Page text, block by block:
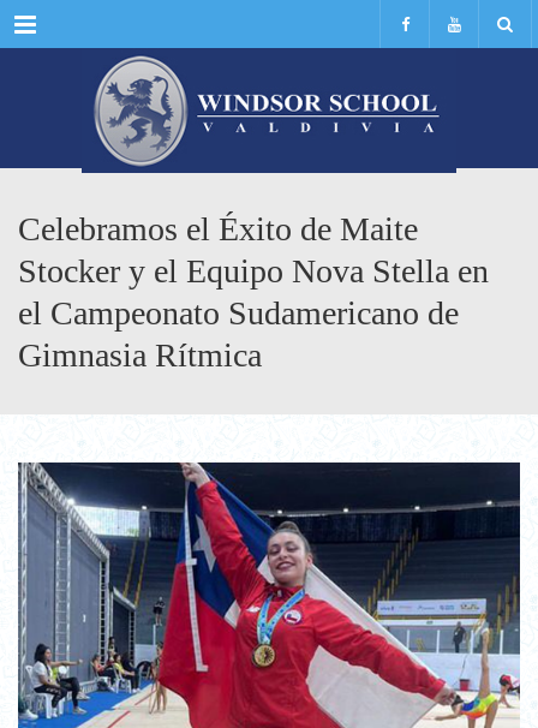
Menu
Celebramos el Éxito de Maite
Stocker y el Equipo Nova Stella en
el Campeonato Sudamericano de
Gimnasia Rítmica